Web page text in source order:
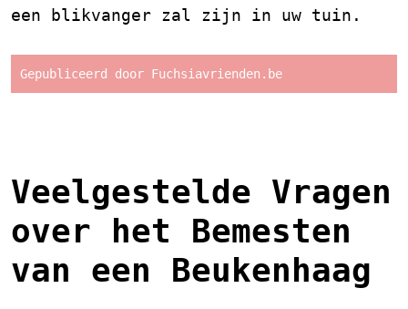
een blikvanger zal zijn in uw tuin.
Gepubliceerd door Fuchsiavrienden.be
Veelgestelde Vragen
over het Bemesten
van een Beukenhaag